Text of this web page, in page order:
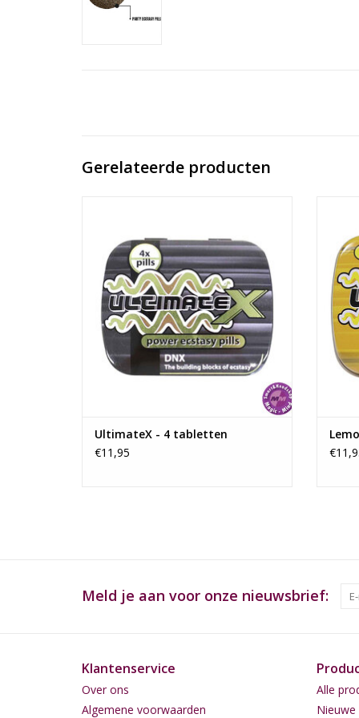
Gerelateerde producten
TOEVOEGEN AAN WINKELWAGEN
UltimateX - 4 tabletten
€11,95
Meld je aan voor onze nieuwsbrief:
Klantenservice
Over ons
Algemene voorwaarden
Alle